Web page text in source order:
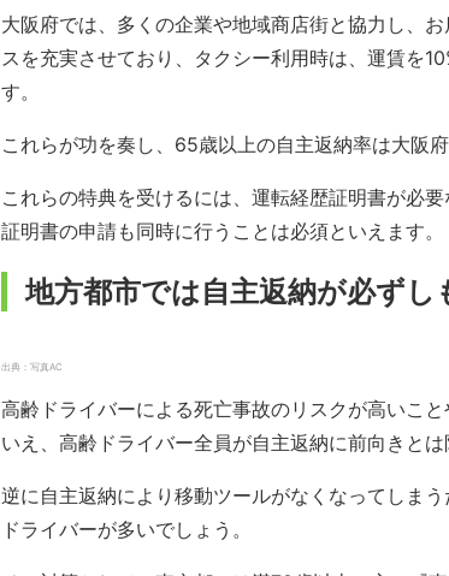
大阪府では、多くの企業や地域商店街と協力し、
スを充実させており、タクシー利用時は、運賃を
す。
これらが功を奏し、65歳以上の自主返納率は大阪
これらの特典を受けるには、運転経歴証明書が必
証明書の申請も同時に行うことは必須といえます。
地方都市では自主返納が必ず
出典：写真AC
高齢ドライバーによる死亡事故のリスクが高いこ
いえ、高齢ドライバー全員が自主返納に前向きとは
逆に自主返納により移動ツールがなくなってしま
ドライバーが多いでしょう。